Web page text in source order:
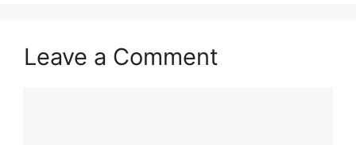
Leave a Comment